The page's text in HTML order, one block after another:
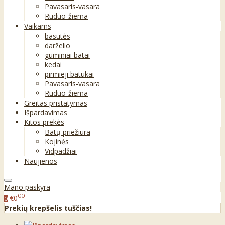
Pavasaris-vasara
Ruduo-žiema
Vaikams
basutės
darželio
guminiai batai
kedai
pirmieji batukai
Pavasaris-vasara
Ruduo-žiema
Greitas pristatymas
Išpardavimas
Kitos prekės
Batų priežiūra
Kojinės
Vidpadžiai
Naujienos
Mano paskyra
0 €000
Prekių krepšelis tuščias!